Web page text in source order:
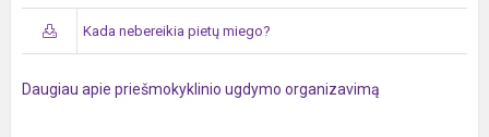
Kada nebereikia pietų miego?
Daugiau apie priešmokyklinio ugdymo organizavimą